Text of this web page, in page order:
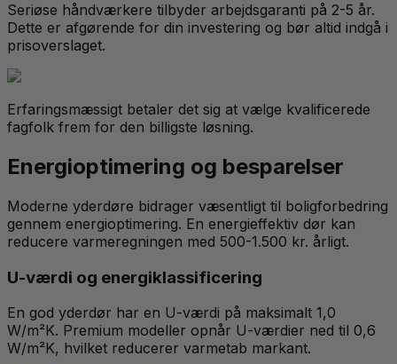
Seriøse håndværkere tilbyder arbejdsgaranti på 2-5 år.
Dette er afgørende for din investering og bør altid indgå i
prisoverslaget.
Erfaringsmæssigt betaler det sig at vælge kvalificerede
fagfolk frem for den billigste løsning.
Energioptimering og besparelser
Moderne yderdøre bidrager væsentligt til boligforbedring
gennem energioptimering. En energieffektiv dør kan
reducere varmeregningen med 500-1.500 kr. årligt.
U-værdi og energiklassificering
En god yderdør har en U-værdi på maksimalt 1,0
W/m²K. Premium modeller opnår U-værdier ned til 0,6
W/m²K, hvilket reducerer varmetab markant.